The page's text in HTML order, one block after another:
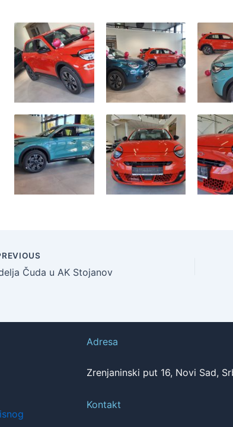
Čuda u AK Stojanov
Adresa
Zrenjaninski put 16, Novi Sad,
Kontakt